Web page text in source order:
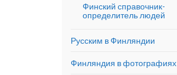
Финский справочник-
определитель людей
Русским в Финляндии
Финляндия в фотографиях